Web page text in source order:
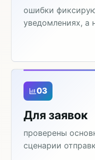
ошибки
уведомлениях, а
03
Для заявок
проверены
сценарии